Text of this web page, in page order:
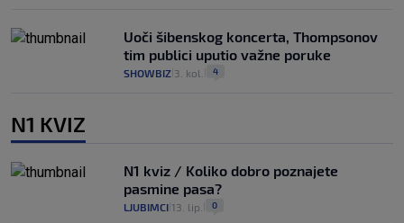
Uoči šibenskog koncerta, Thompsonov
tim publici uputio važne poruke
SHOWBIZ 3. kol. 4
N1 KVIZ
N1 kviz / Koliko dobro poznajete
pasmine pasa?
LJUBIMCI 13. lip. 0